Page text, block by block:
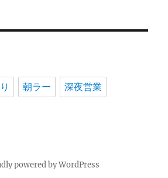
朝ラー 深夜営業
powered by WordPress